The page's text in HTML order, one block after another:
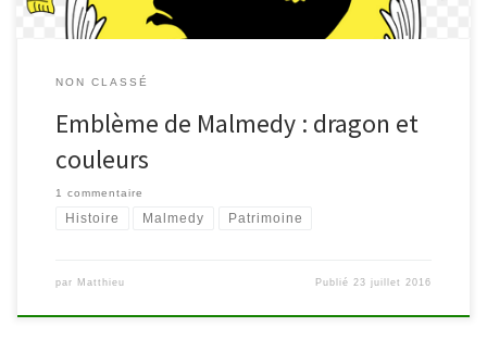
NON CLASSÉ
Emblème de Malmedy : dragon et
couleurs
1 commentaire
Histoire Malmedy Patrimoine
par Matthieu Publié 23 juillet 2016